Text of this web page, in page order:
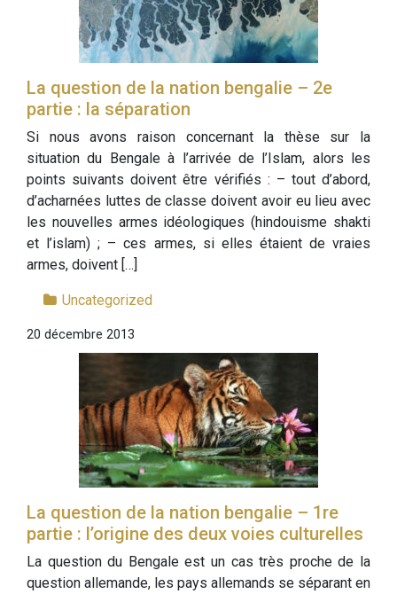
La question de la nation bengalie – 2e
partie : la séparation
Si nous avons raison concernant la thèse sur la
situation du Bengale à l’arrivée de l’Islam, alors les
points suivants doivent être vérifiés : – tout d’abord,
d’acharnées luttes de classe doivent avoir eu lieu avec
les nouvelles armes idéologiques (hindouisme shakti
et l’islam) ; – ces armes, si elles étaient de vraies
armes, doivent […]
Uncategorized
20 décembre 2013
La question de la nation bengalie – 1re
partie : l’origine des deux voies culturelles
La question du Bengale est un cas très proche de la
question allemande, les pays allemands se séparant en